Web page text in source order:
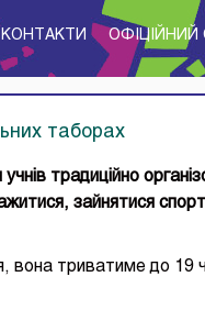
КОНТАКТИ ОФІЦІЙНИЙ
таборах
учнів традиційно
зайнятися
вона триватиме до 19